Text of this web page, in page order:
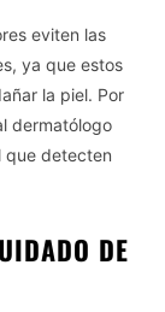
eviten las
ya que estos
la piel. Por
dermatólogo
que detecten
DE